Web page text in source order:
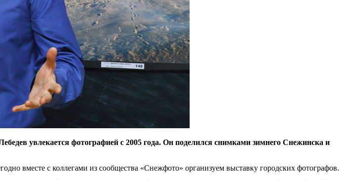
увлекается фотографией с 2005 года. Он поделился снимками зимнего Снежинска и
с коллегами из сообщества «Снежфото» организуем выставку городских фотографов.